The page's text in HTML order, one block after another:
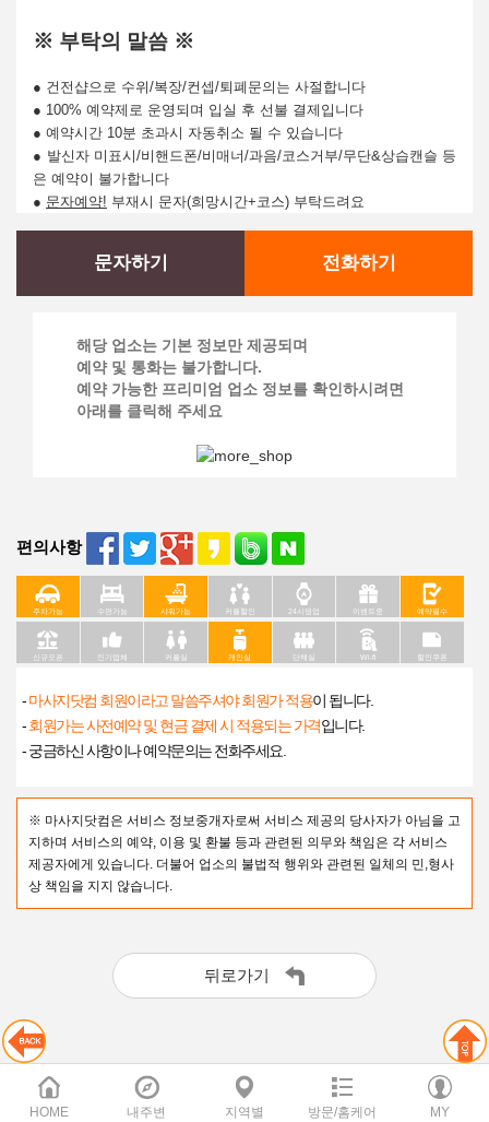
※ 부탁의 말씀 ※
● 건전샵으로 수위/복장/컨셉/퇴폐문의는 사절합니다
● 100% 예약제로 운영되며 입실 후 선불 결제입니다
● 예약시간 10분 초과시 자동취소 될 수 있습니다
● 발신자 미표시/비핸드폰/비매너/과음/코스거부/무단&상습캔슬 등
은 예약이 불가합니다
● 문자예약! 부재시 문자(희망시간+코스) 부탁드려요
문자하기 전화하기
해당 업소는 기본 정보만 제공되며
예약 및 통화는 불가합니다.
예약 가능한 프리미엄 업소 정보를 확인하시려면
아래를 클릭해 주세요
편의사항
주차가능 수면가능 샤워가능 커플할인 24시영업 이벤트중 예약필수
신규오픈 인기업체 커플실 개인실 단체실 Wi-fi 할인쿠폰
-마사지닷컴 회원이라고 말씀주셔야 회원가 적용이 됩니다.
-회원가는 사전예약 및 현금 결제 시 적용되는 가격입니다.
- 궁금하신 사항이나 예약문의는 전화주세요.
※ 마사지닷컴은 서비스 정보중개자로써 서비스 제공의 당사자가 아님을 고
지하며 서비스의 예약, 이용 및 환불 등과 관련된 의무와 책임은 각 서비스
제공자에게 있습니다. 더불어 업소의 불법적 행위와 관련된 일체의 민,형사
상 책임을 지지 않습니다.
뒤로가기
HOME 내주변 지역별 방문/홈케어 MY